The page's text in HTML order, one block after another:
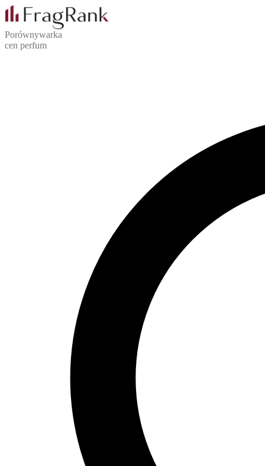
Porównywarka
cen perfum